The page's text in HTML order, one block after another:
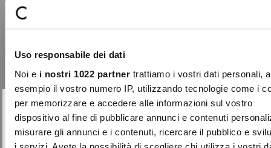
Uso responsabile dei dati
Noi e i nostri 1022 partnertrattiamo i vostri dati personali,
esempio il vostro numero IP, utilizzando tecnologie come i
per memorizzare e accedere alle informazioni sul vostro
dispositivo al fine di pubblicare annunci e contenuti
misurare gli annunci e i contenuti, ricercare il pubblico e
i servizi. Avete la possibilità di scegliere chi utilizza i vostri
plays with the codes of style through
its vibrant multi ...
reduced
from
€99.00 to €49.50
-70%
Close
SUBSCRIBE TO OUR
NEWSLETTER